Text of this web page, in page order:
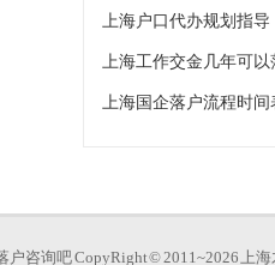
上海户口代办规划指导
上海工作交金几年可以
上海国企落户流程时间
户咨询吧CopyRight © 2011~2026 上